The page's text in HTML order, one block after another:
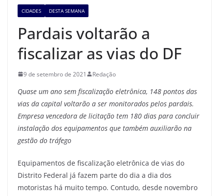
CIDADES DESTA SEMANA
Pardais voltarão a
fiscalizar as vias do DF
9 de setembro de 2021 Redação
Quase um ano sem fiscalização eletrônica, 148 pontos das
vias da capital voltarão a ser monitorados pelos pardais.
Empresa vencedora de licitação tem 180 dias para concluir
instalação dos equipamentos que também auxiliarão na
gestão do tráfego
Equipamentos de fiscalização eletrônica de vias do
Distrito Federal já fazem parte do dia a dia dos
motoristas há muito tempo. Contudo, desde novembro